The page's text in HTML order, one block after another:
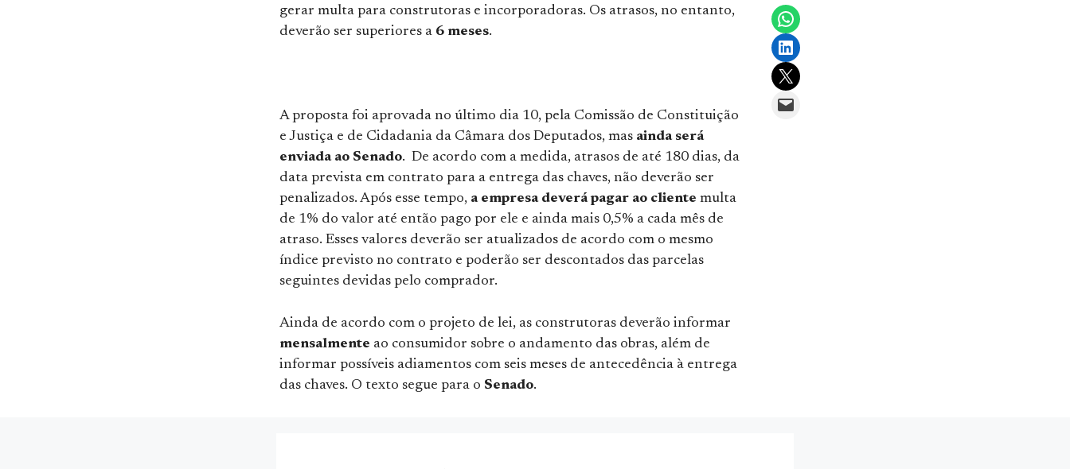
gerar multa para construtoras e incorporadoras. Os atrasos, no entanto,
deverão ser superiores a 6 meses.
A proposta foi aprovada no último dia 10, pela Comissão de Constituição
e Justiça e de Cidadania da Câmara dos Deputados, mas ainda será
enviada ao Senado. De acordo com a medida, atrasos de até 180 dias, da
data prevista em contrato para a entrega das chaves, não deverão ser
penalizados. Após esse tempo, a empresa deverá pagar ao cliente multa
de 1% do valor até então pago por ele e ainda mais 0,5% a cada mês de
atraso. Esses valores deverão ser atualizados de acordo com o mesmo
índice previsto no contrato e poderão ser descontados das parcelas
seguintes devidas pelo comprador.
Ainda de acordo com o projeto de lei, as construtoras deverão informar
mensalmente ao consumidor sobre o andamento das obras, além de
informar possíveis adiamentos com seis meses de antecedência à entrega
das chaves. O texto segue para o Senado.
Share on WhatsApp
Share on LinkedIn
Email this Page
Email this Page